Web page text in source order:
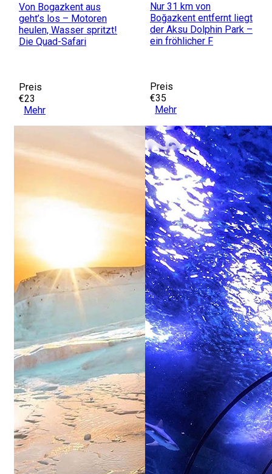
Von Bogazkent aus
geht’s los – Motoren
heulen, Wasser spritzt!
Die Quad-Safari
Preis
€23
Mehr
Nur 31 km von
Boğazkent entfernt liegt
der Aksu Dolphin Park –
ein fröhlicher F
Preis
€35
Mehr